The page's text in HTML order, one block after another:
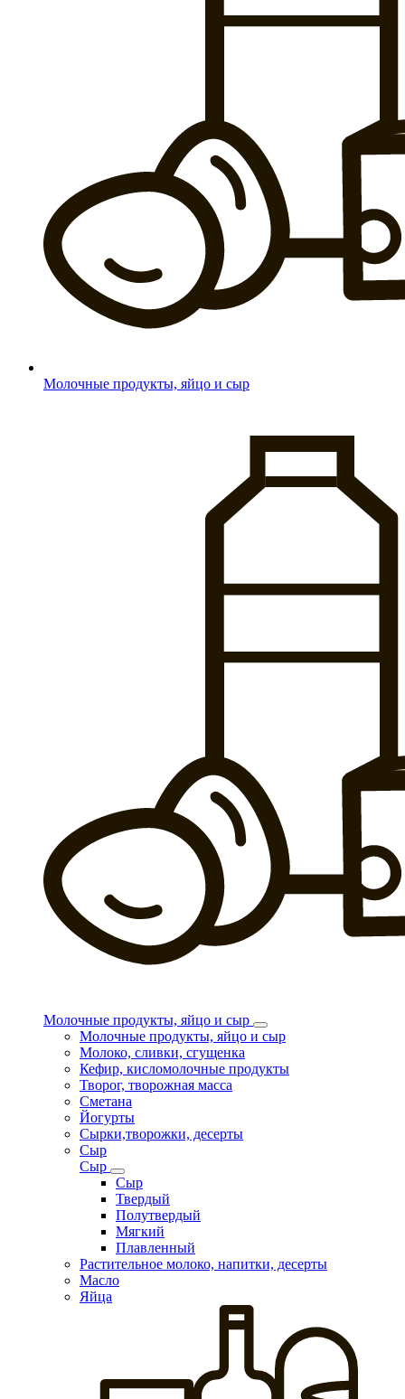
Молочные продукты, яйцо и сыр
Молочные продукты, яйцо и сыр
Молочные продукты, яйцо и сыр
Молоко, сливки, сгущенка
Кефир, кисломолочные продукты
Творог, творожная масса
Сметана
Йогурты
Сырки,творожки, десерты
Сыр
Сыр
Сыр
Твердый
Полутвердый
Мягкий
Плавленный
Растительное молоко, напитки, десерты
Масло
Яйца